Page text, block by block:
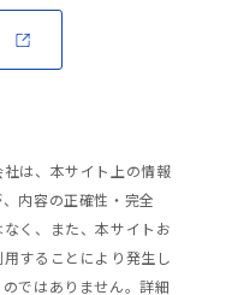
は、本サイト上の情報
内容の正確性・完全
く、また、本サイトお
することにより発生し
ではありません。詳細